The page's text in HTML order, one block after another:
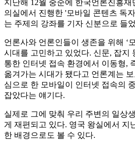
지난해 12월 중순에 한국언론진흥
의실에서 진행한 '모바일 콘텐츠 독
는 주제의 강좌를 기자 신분으로 들
언론사와 언론인들이 생존을 위해 ‘
시대를 고민하고 있었다. 신문, 잡지
통한 인터넷 접속 환경에서 이동형,
옮겨가는 시대가 됐다고 언론계는
심으로 한 모바일이 인터넷 접속의
잡았다는 얘기다.
실제로 그에 맞춰 우리 주변의 일상
게 재편되고 있다. 영국 왕실에서 지
한 배경으로도 볼 수 있다.